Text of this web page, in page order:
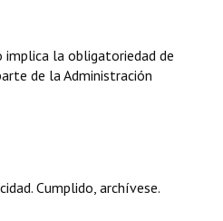
implica la obligatoriedad de
de la Administración
Cumplido, archívese.